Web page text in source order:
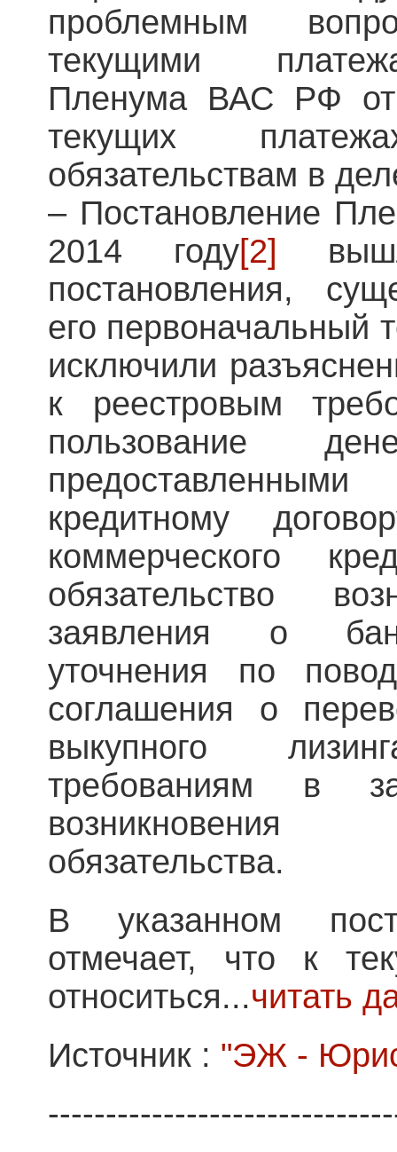
проблемным
текущими
Пленума ВАС РФ
текущих
обязательствам в
– Постановление
2014 году[2]
постановления,
его первоначальный
исключили
к реестровым
пользование
кредитному
коммерческого
обязательство
заявления о
уточнения по
соглашения о
выкупного
требованиям в
возникновения
обязательства.
В указанном
отмечает, что к
относиться...читать
Источник : "ЭЖ -